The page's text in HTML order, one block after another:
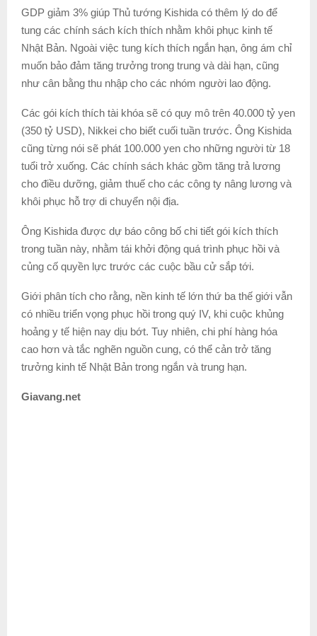
GDP giảm 3% giúp Thủ tướng Kishida có thêm lý do để
tung các chính sách kích thích nhằm khôi phục kinh tế
Nhật Bản. Ngoài việc tung kích thích ngắn hạn, ông ám chỉ
muốn bảo đảm tăng trưởng trong trung và dài hạn, cũng
như cân bằng thu nhập cho các nhóm người lao động.
Các gói kích thích tài khóa sẽ có quy mô trên 40.000 tỷ yen
(350 tỷ USD), Nikkei cho biết cuối tuần trước. Ông Kishida
cũng từng nói sẽ phát 100.000 yen cho những người từ 18
tuổi trở xuống. Các chính sách khác gồm tăng trả lương
cho điều dưỡng, giảm thuế cho các công ty nâng lương và
khôi phục hỗ trợ di chuyển nội địa.
Ông Kishida được dự báo công bố chi tiết gói kích thích
trong tuần này, nhằm tái khởi động quá trình phục hồi và
củng cố quyền lực trước các cuộc bầu cử sắp tới.
Giới phân tích cho rằng, nền kinh tế lớn thứ ba thế giới vẫn
có nhiều triển vọng phục hồi trong quý IV, khi cuộc khủng
hoảng y tế hiện nay dịu bớt. Tuy nhiên, chi phí hàng hóa
cao hơn và tắc nghẽn nguồn cung, có thể cản trở tăng
trưởng kinh tế Nhật Bản trong ngắn và trung hạn.
Giavang.net